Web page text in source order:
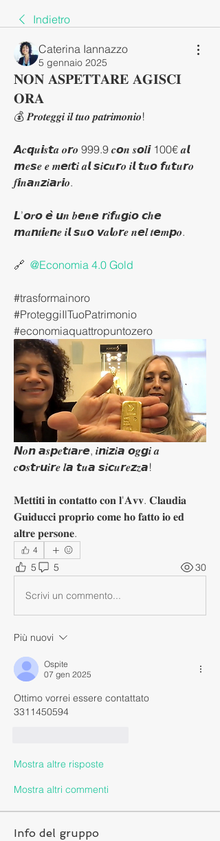
Indietro
Caterina Iannazzo
5 gennaio 2025
𝐍𝐎𝐍 𝐀𝐒𝐏𝐄𝐓𝐓𝐀𝐑𝐄 𝐀𝐆𝐈𝐒𝐂𝐈
𝐎𝐑𝐀
💰 𝑷𝒓𝒐𝒕𝒆𝒈𝒈𝒊 𝒊𝒍 𝒕𝒖𝒐 𝒑𝒂𝒕𝒓𝒊𝒎𝒐𝒏𝒊𝒐!
𝘼𝒄𝙦𝒖𝙞𝒔𝙩𝒂 𝒐𝙧𝒐 999.9 𝒄𝙤𝒏 𝒔𝙤𝒍𝙞 100€ 𝒂𝙡
𝙢𝒆𝙨𝒆 𝒆 𝒎𝙚𝒕𝙩𝒊 𝒂𝙡 𝙨𝒊𝙘𝒖𝙧𝒐 𝒊𝙡 𝙩𝒖𝙤 𝙛𝒖𝙩𝒖𝙧𝒐
𝒇𝙞𝒏𝙖𝒏𝙯𝒊𝙖𝒓𝙞𝒐.
𝙇’𝙤𝒓𝙤 𝙚̀ 𝙪𝒏 𝒃𝙚𝒏𝙚 𝙧𝒊𝙛𝒖𝙜𝒊𝙤 𝙘𝒉𝙚
𝙢𝒂𝙣𝒕𝙞𝒆𝙣𝒆 𝒊𝙡 𝙨𝒖𝙤 𝙫𝒂𝙡𝒐𝙧𝒆 𝒏𝙚𝒍 𝒕𝙚𝒎𝙥𝒐.
🔗 @Economia 4.0 Gold
#trasformainoro
#ProteggiIlTuoPatrimonio
#economiaquattropuntozero
𝙉𝒐𝙣 𝙖𝒔𝙥𝒆𝙩𝒕𝙖𝒓𝙚, 𝒊𝙣𝒊𝙯𝒊𝙖 𝙤𝒈𝙜𝒊 𝒂
𝒄𝙤𝒔𝙩𝒓𝙪𝒊𝙧𝒆 𝒍𝙖 𝙩𝒖𝙖 𝙨𝒊𝙘𝒖𝙧𝒆𝙯𝒛𝙖!
𝐌𝐞𝐭𝐭𝐢𝐭𝐢 𝐢𝐧 𝐜𝐨𝐧𝐭𝐚𝐭𝐭𝐨 𝐜𝐨𝐧 𝐥'𝐀𝐯𝐯. 𝐂𝐥𝐚𝐮𝐝𝐢𝐚
𝐆𝐮𝐢𝐝𝐮𝐜𝐜𝐢 𝐩𝐫𝐨𝐩𝐫𝐢𝐨 𝐜𝐨𝐦𝐞 𝐡𝐨 𝐟𝐚𝐭𝐭𝐨 𝐢𝐨 𝐞𝐝
𝐚𝐥𝐭𝐫𝐞 𝐩𝐞𝐫𝐬𝐨𝐧𝐞.
4
5 5 30
Scrivi un commento...
Più nuovi
Ospite
07 gen 2025
Ottimo vorrei essere contattato
3311450594
Mostra altre risposte
Mostra altri commenti
Info del gruppo